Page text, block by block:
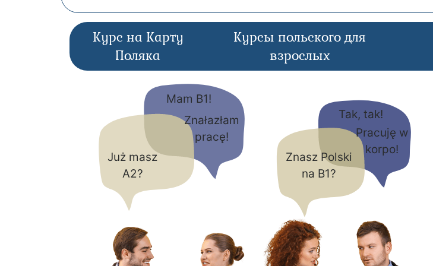
Курс на Карту
Поляка
Курсы польского для
взрослых
Mam B1!
Już masz
A2?
Znałazłam
pracę!
Tak, tak!
Znasz Polski
na B1?
Pracuję w
korpo!